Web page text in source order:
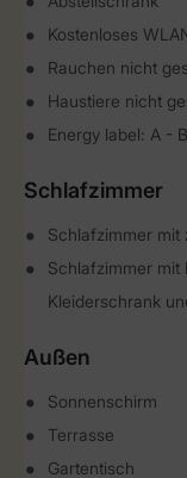
Kostenloses
Rauchen nicht
Haustiere nicht
Energy label: A - B
Schlafzimmer
Schlafzimmer mit
Schlafzimmer mit
Kleiderschrank
Außen
Sonnenschirm
Terrasse
Gartentisch